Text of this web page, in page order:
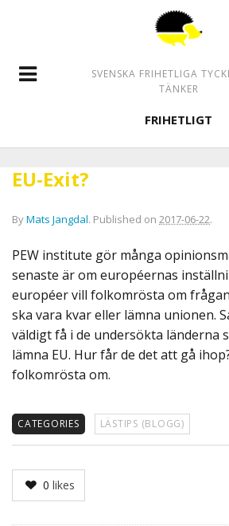
SVENSKA FRIHETLIGA
TÄNKER
FRIHETLIGT
EU-Exit?
ByMats Jangdal. Published on 2017-06-22.
PEW institute gör många
senaste är om européernas
européer vill folkomrösta om
ska vara kvar eller lämna unionen.
väldigt få i de undersökta länderna
lämna EU. Hur får de det att gå
folkomrösta om.
CATEGORIES LÄSTIPS (BLOGG)
0 likes